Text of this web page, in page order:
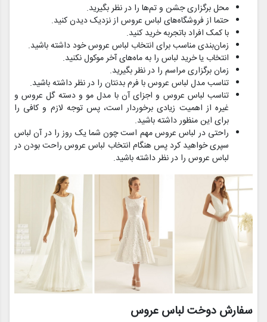
محل برگزاری جشن و تم‌ها را در نظر بگیرید.
حتما از فروشگاه‌های لباس عروس از نزدیک دیدن کنید.
با کمک افراد باتجربه خرید کنید.
زمان‌بندی مناسب برای انتخاب لباس عروس خود داشته باشید.
انتخاب یا خرید لباس را به ماه‌های آخر موکول نکنید.
زمان برگزاری مراسم را در نظر بگیرید.
تناسب مدل لباس عروس با فرم بدنتان را در نظر داشته باشید.
تناسب لباس عروس و اجزای آن با مدل مو و دسته گل عروس و
غیره از اهمیت زیادی برخوردار است، پس توجه لازم و کافی را
برای این منظور داشته باشید.
راحتی در لباس عروس مهم است چون شما یک روز را در آن لباس
سپری خواهید کرد پس هنگام انتخاب لباس عروس راحت بودن در
لباس عروس را در نظر داشته باشید.
سفارش دوخت لباس عروس